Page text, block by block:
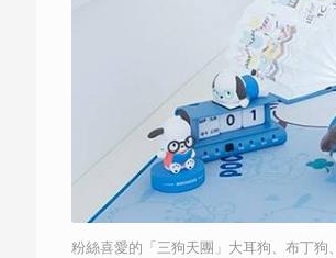
粉絲喜愛的「三狗天團」大耳狗、布丁